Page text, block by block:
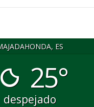
ES
25°
despejado